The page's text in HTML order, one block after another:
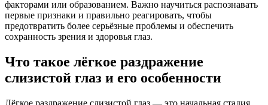
факторами или образованием. Важно научиться распознавать
первые признаки и правильно реагировать, чтобы
предотвратить более серьёзные проблемы и обеспечить
сохранность зрения и здоровья глаз.
Что такое лёгкое раздражение
слизистой глаз и его особенности
Лёгкое раздражение слизистой глаз — это начальная стадия